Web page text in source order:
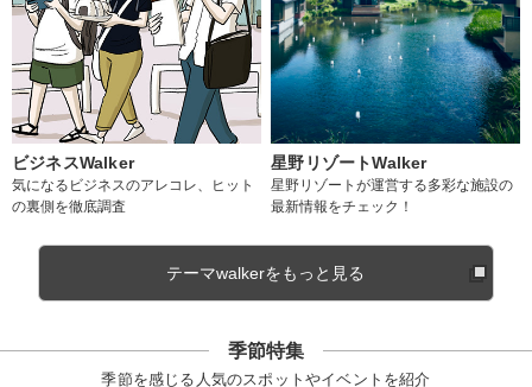
ビジネスWalker
気になるビジネスのアレコレ、ヒット
の裏側を徹底調査
星野リゾートWalker
星野リゾートが運営する多彩な施設の
最新情報をチェック！
テーマwalkerをもっと見る
季節特集
季節を感じる人気のスポットやイベントを紹介